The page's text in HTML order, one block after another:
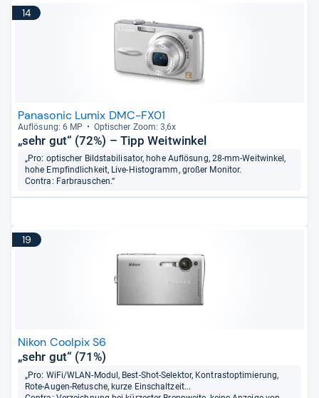
14
Panasonic Lumix DMC-FX01
Auf­lö­sung: 6 MP Opti­scher Zoom: 3,6x
„sehr gut“ (72%) – Tipp Weitwinkel
„Pro: optischer Bildstabilisator, hohe Auflösung, 28-mm-Weitwinkel,
hohe Empfindlichkeit, Live-Histogramm, großer Monitor.
Contra: Farbrauschen.“
19
Nikon Coolpix S6
„sehr gut“ (71%)
„Pro: WiFi/WLAN-Modul, Best-Shot-Selektor, Kontrastoptimierung,
Rote-Augen-Retusche, kurze Einschaltzeit...